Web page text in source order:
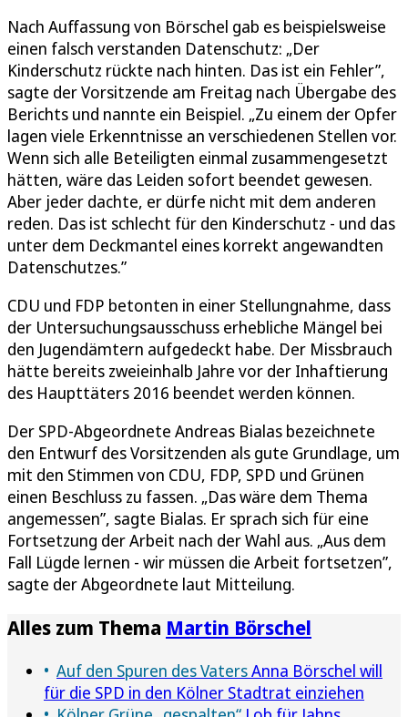
Nach Auffassung von Börschel gab es beispielsweise
einen falsch verstanden Datenschutz: „Der
Kinderschutz rückte nach hinten. Das ist ein Fehler”,
sagte der Vorsitzende am Freitag nach Übergabe des
Berichts und nannte ein Beispiel. „Zu einem der Opfer
lagen viele Erkenntnisse an verschiedenen Stellen vor.
Wenn sich alle Beteiligten einmal zusammengesetzt
hätten, wäre das Leiden sofort beendet gewesen.
Aber jeder dachte, er dürfe nicht mit dem anderen
reden. Das ist schlecht für den Kinderschutz - und das
unter dem Deckmantel eines korrekt angewandten
Datenschutzes.”
CDU und FDP betonten in einer Stellungnahme, dass
der Untersuchungsausschuss erhebliche Mängel bei
den Jugendämtern aufgedeckt habe. Der Missbrauch
hätte bereits zweieinhalb Jahre vor der Inhaftierung
des Haupttäters 2016 beendet werden können.
Der SPD-Abgeordnete Andreas Bialas bezeichnete
den Entwurf des Vorsitzenden als gute Grundlage, um
mit den Stimmen von CDU, FDP, SPD und Grünen
einen Beschluss zu fassen. „Das wäre dem Thema
angemessen”, sagte Bialas. Er sprach sich für eine
Fortsetzung der Arbeit nach der Wahl aus. „Aus dem
Fall Lügde lernen - wir müssen die Arbeit fortsetzen”,
sagte der Abgeordnete laut Mitteilung.
Alles zum Thema Martin Börschel
Auf den Spuren des VatersAnna Börschel will
für die SPD in den Kölner Stadtrat einziehen